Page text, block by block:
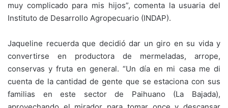
muy complicado para mis hijos”, comenta la usuaria del
Instituto de Desarrollo Agropecuario (INDAP).
Jaqueline recuerda que decidió dar un giro en su vida y
convertirse en productora de mermeladas, arrope,
conservas y fruta en general. “Un día en mi casa me di
cuenta de la cantidad de gente que se estaciona con sus
familias en este sector de Paihuano (La Bajada),